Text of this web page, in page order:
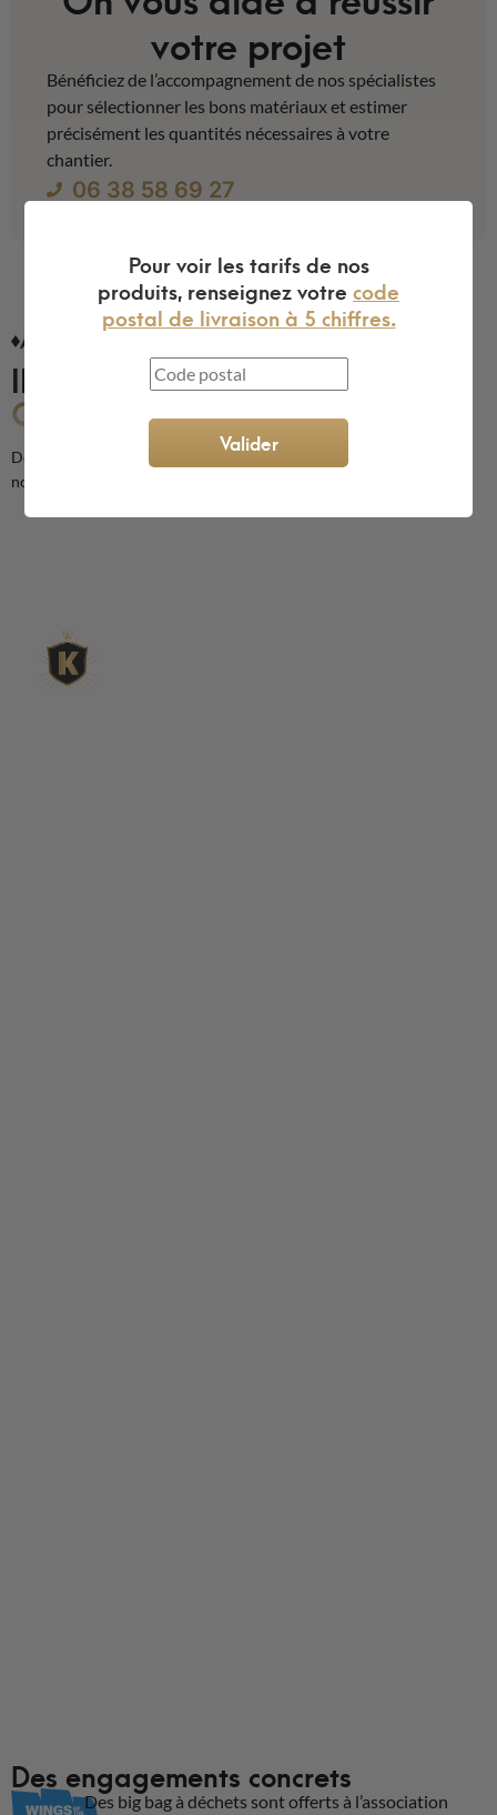
votre projet
Bénéficiez de l’accompagnement de nos spécialistes
pour sélectionner les bons matériaux et estimer
précisément les quantités nécessaires à votre
chantier.
06 38 58 69 27
AVIS CLIENTS
ILS NOUS FONT
CONFIANCE
Découvrez les avis de nos clients sur la qualité de nos produits et de
notre service
Des engagements concrets
Des big bag à déchets sont offerts à l’association
Pour voir les tarifs de nos
produits, renseignez votre code
postal de livraison à 5 chiffres.
Valider